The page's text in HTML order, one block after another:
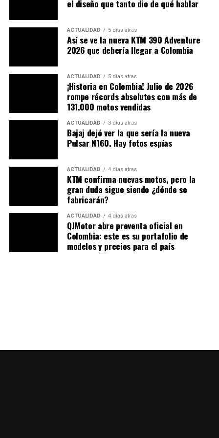
hurto de motocicletasen Colombia. Las cifras del
Observatorio de Movilidad de la capital y la Secretaría
de Seguridad muestran que en 2024 se reportaron más
Kennedy y Suba fueron las localidades más afectadas.
El patrón común de los robos suele involucrar:
Seguimiento de motociclistas hasta lugares
.
Uso de armas para intimidar a las víctimas
Posterior traslado de las motos a zonas de difícil
acceso o “caletas”.
El operativo liderado por elHalcónrepresenta no solo
una recuperación de vehículos, sino también una
disuasión contundentepara las bandas criminales que
operan en el sur de la ciudad.
el diseño que tanto dio de qué hablar
ACTUALIDAD 5 días atras
Así se ve la nueva KTM 390 Adventure
2026 que debería llegar a Colombia
ACTUALIDAD 5 días atras
¡Historia en Colombia! Julio de 2026
rompe récords absolutos con más de
131.000 motos vendidas
ACTUALIDAD 3 días atras
Bajaj dejó ver la que sería la nueva
Pulsar N160. Hay fotos espías
ACTUALIDAD 4 días atras
KTM confirma nuevas motos, pero la
gran duda sigue siendo ¿dónde se
fabricarán?
ACTUALIDAD 4 días atras
QJMotor abre preventa oficial en
Colombia: este es su portafolio de
modelos y precios para el país